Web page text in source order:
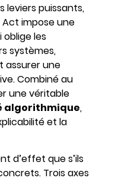
leviers puissants,
Act impose une
oblige les
systèmes,
assurer une
Combiné au
une véritable
algorithmique,
et la
d’effet que s’ils
Trois axes